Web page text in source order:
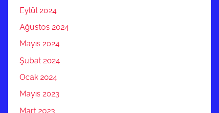
Eylül 2024
Ağustos 2024
Mayıs 2024
Şubat 2024
Ocak 2024
Mayıs 2023
Mart 2023